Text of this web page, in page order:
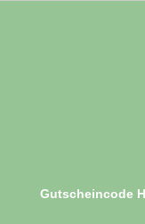
Gutscheincode